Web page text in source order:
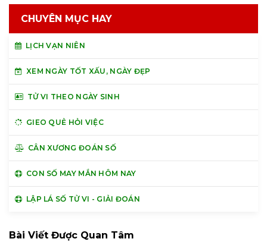
CHUYÊN MỤC HAY
LỊCH VẠN NIÊN
XEM NGÀY TỐT XẤU, NGÀY ĐẸP
TỬ VI THEO NGÀY SINH
GIEO QUẺ HỎI VIỆC
CÂN XƯƠNG ĐOÁN SỐ
CON SỐ MAY MẮN HÔM NAY
LẬP LÁ SỐ TỬ VI - GIẢI ĐOÁN
Bài Viết Được Quan Tâm